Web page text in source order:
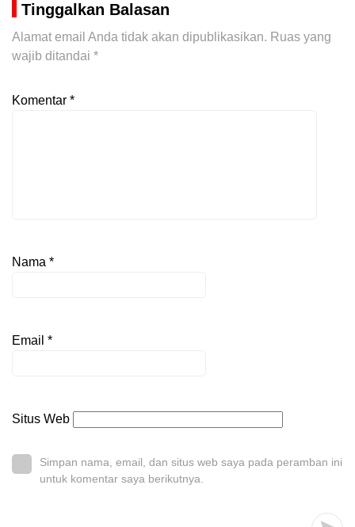
Tinggalkan Balasan
Alamat email Anda tidak akan dipublikasikan. Ruas yang
wajib ditandai *
Komentar *
Nama *
Email *
Situs Web
Simpan nama, email, dan situs web saya pada peramban ini
untuk komentar saya berikutnya.